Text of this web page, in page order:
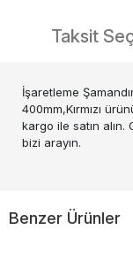
Taksit
İşaretleme
400mm,Kırmızı
kargo ile satın
bizi arayın.
Benzer Ürünler